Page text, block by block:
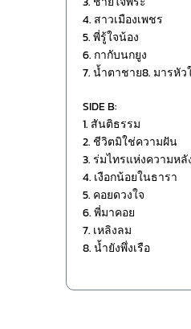
4. สาวเมืองเพชร
5. พี่รู้ใจน้อง
6. กากับนกยูง
7. น้ำตาชาย8. มารหั
SIDE B:
1. สันติธรรม
2. ชีวิตมิใช่ความฝัน
3. ร่มไทรแห่งความหลั
4. เงือกน้อยในธารา
5. คอยดวงใจ
6. พี่มาคอย
7. เหลิงลม
8. น้ำยังพึ่งเรือ